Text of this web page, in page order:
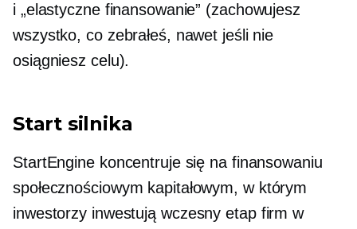
i „elastyczne finansowanie” (zachowujesz
wszystko, co zebrałeś, nawet jeśli nie
osiągniesz celu).
Start silnika
StartEngine koncentruje się na finansowaniu
społecznościowym kapitałowym, w którym
inwestorzy inwestują wczesny etapfirm w